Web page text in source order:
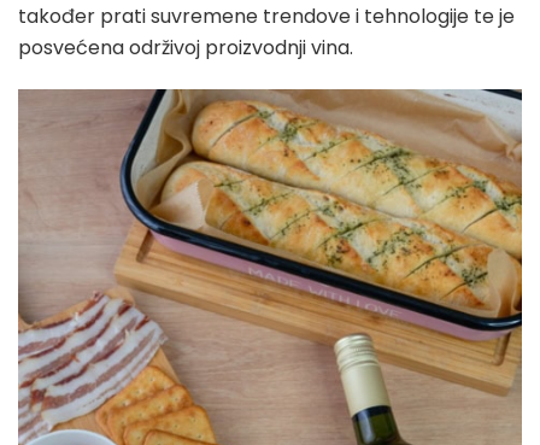
također prati suvremene trendove i tehnologije te je
posvećena održivoj proizvodnji vina.